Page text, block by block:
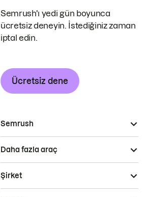
Semrush'ı yedi gün boyunca
ücretsiz deneyin. İstediğiniz zaman
iptal edin.
Ücretsiz dene
Semrush
Daha fazla araç
Şirket